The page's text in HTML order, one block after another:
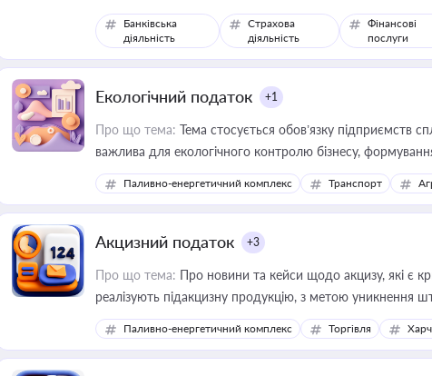
Банківська
діяльність
Страхова
діяльність
Фінансові
послуги
Екологічний податок +1
Про що тема: Тема стосується обов’язку підприємств
важлива для екологічного контролю бізнесу,
законодавства
Паливно-енергетичний комплекс Транспорт
Акцизний податок +3
Про що тема: Про новини та кейси щодо акцизу, які є
реалізують підакцизну продукцію, з метою уникнення
Паливно-енергетичний комплекс Торгівля